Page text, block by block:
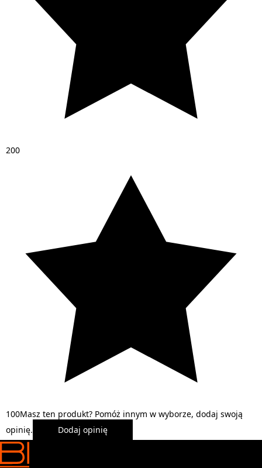
200
100Masz ten produkt? Pomóż innym w wyborze, dodaj swoją
opinię.
Dodaj opinię